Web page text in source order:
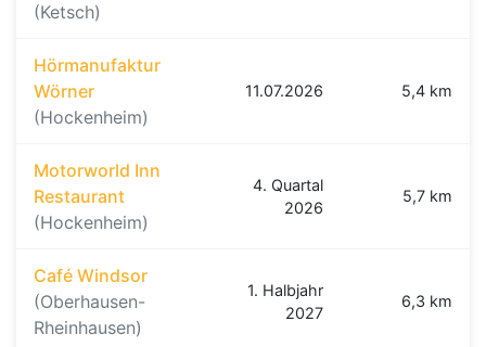
(Ketsch)
Hörmanufaktur
Wörner
(Hockenheim)
11.07.2026 5,4 km
Motorworld Inn
Restaurant
(Hockenheim)
4. Quartal
2026
5,7 km
Café Windsor
(Oberhausen-
Rheinhausen)
1. Halbjahr
2027
6,3 km